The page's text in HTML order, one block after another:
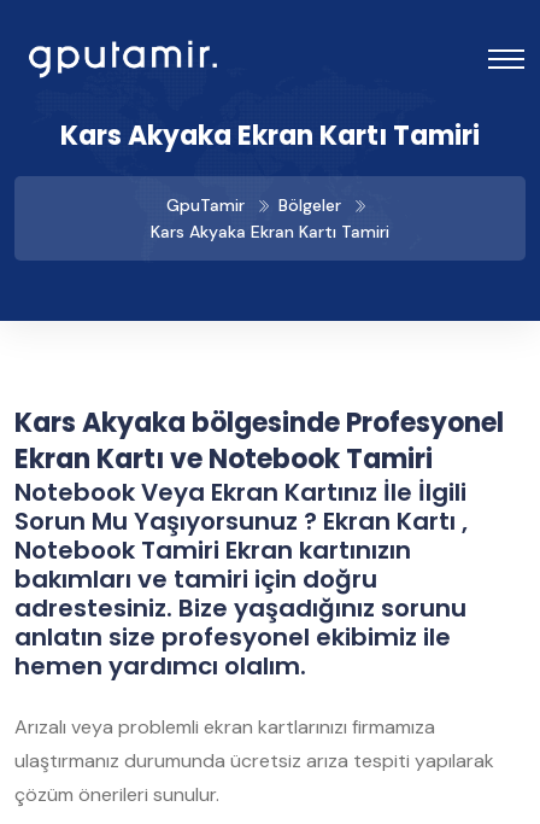
Kars Akyaka Ekran Kartı Tamiri
GpuTamir
Bölgeler
Kars Akyaka Ekran Kartı Tamiri
Kars Akyaka bölgesinde Profesyonel
Ekran Kartı ve Notebook Tamiri
Notebook Veya Ekran Kartınız İle İlgili
Sorun Mu Yaşıyorsunuz ? Ekran Kartı ,
Notebook Tamiri Ekran kartınızın
bakımları ve tamiri için doğru
adrestesiniz. Bize yaşadığınız sorunu
anlatın size profesyonel ekibimiz ile
hemen yardımcı olalım.
Arızalı veya problemli ekran kartlarınızı firmamıza
ulaştırmanız durumunda ücretsiz arıza tespiti yapılarak
çözüm önerileri sunulur.